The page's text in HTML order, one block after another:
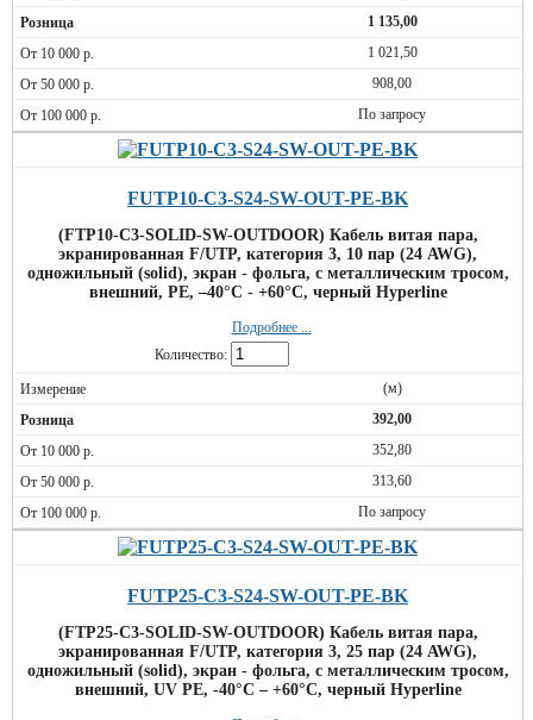
1 135,00
1 021,50
908,00
По запросу
FUTP10-C3-S24-SW-OUT-PE-BK
(FTP10-C3-SOLID-SW-OUTDOOR) Кабель витая пара,
экранированная F/UTP, категория 3, 10 пар (24 AWG),
одножильный (solid), экран - фольга, с металлическим тросом,
внешний, PE, –40°C - +60°C, черный Hyperline
Подробнее ...
Количество:
(м)
392,00
352,80
313,60
По запросу
FUTP25-C3-S24-SW-OUT-PE-BK
(FTP25-C3-SOLID-SW-OUTDOOR) Кабель витая пара,
экранированная F/UTP, категория 3, 25 пар (24 AWG),
одножильный (solid), экран - фольга, с металлическим тросом,
внешний, UV PE, -40°C – +60°C, черный Hyperline